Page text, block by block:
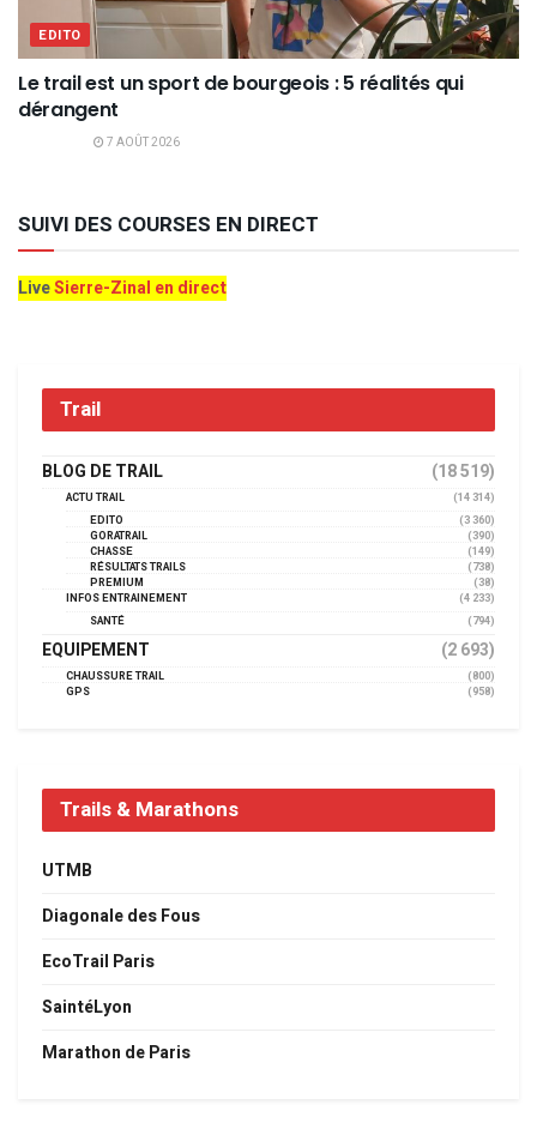
EDITO
Le trail est un sport de bourgeois : 5 réalités qui
dérangent
7 AOÛT 2026
SUIVI DES COURSES EN DIRECT
LiveSierre-Zinal en direct
Trail
BLOG DE TRAIL (18 519)
ACTU TRAIL
(14 314)
EDITO
(3 360)
GORATRAIL
(390)
CHASSE
(149)
RÉSULTATS TRAILS
(738)
PREMIUM
(38)
INFOS ENTRAINEMENT
(4 233)
SANTÉ
(794)
EQUIPEMENT (2 693)
CHAUSSURE TRAIL
(800)
GPS
(958)
Trails & Marathons
UTMB
Diagonale des Fous
EcoTrail Paris
SaintéLyon
Marathon de Paris